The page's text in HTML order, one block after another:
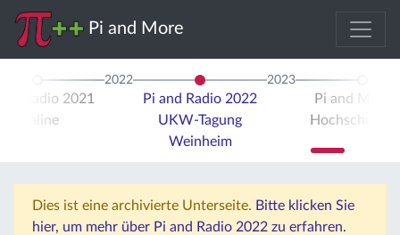
Pi and More
Radio 2021
Online
2022
Pi and Radio 2022
UKW-Tagung
Weinheim
2023
Pi and More
Hochschule
Dies ist eine archivierte Unterseite. Bitte klicken Sie
hier, um mehr über Pi and Radio 2022 zu erfahren.